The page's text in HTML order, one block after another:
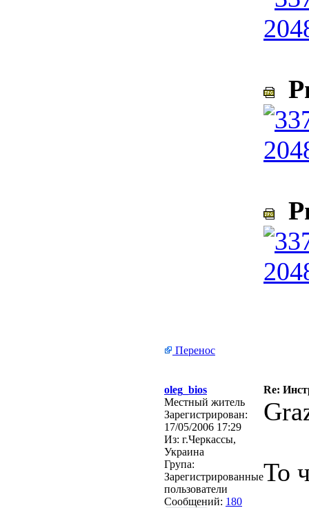
Перенос
oleg_bios
Re:
Местный житель
Зарегистрирован:
17/05/2006 17:29
Из: г.Черкассы,
Украина
Група:
Зарегистрированные
пользователи
Сообщений: 180
То